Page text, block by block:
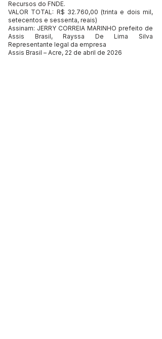
Recursos do FNDE.
VALOR TOTAL: R$ 32.760,00 (trinta e dois mil,
setecentos e sessenta, reais)
Assinam: JERRY CORREIA MARINHO prefeito de
Assis Brasil, Rayssa De Lima Silva
Representante legal da empresa
Assis Brasil – Acre, 22 de abril de 2026